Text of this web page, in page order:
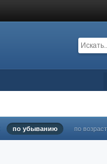
по убыванию по